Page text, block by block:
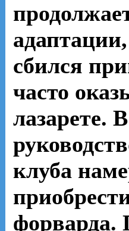
сбился
часто
лазарете.
клуба